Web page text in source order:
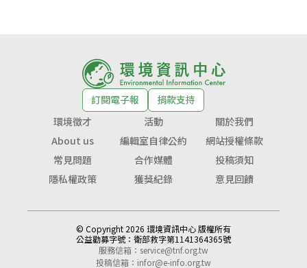
訂閱電子報
捐款支持
環境徵才
活動
關於我們
About us
編輯室自律公約
網站授權條款
常見問題
合作媒體
投稿須知
隱私權政策
獲獎紀錄 意見回饋
© Copyright 2026 環境資訊中心 版權所有
公益勸募字號： 衛部救字第1141364365號
服務信箱： service@tnf.org.tw
投稿信箱： infor@e-info.org.tw